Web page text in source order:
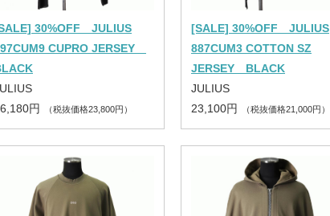
30%OFF JULIUS
CUPRO JERSEY
円
（税抜価格23,800円）
[SALE] 30%OFF JULIUS
887CUM3 COTTON SZ
JERSEY BLACK
JULIUS
23,100円
（税抜価格21,000円）